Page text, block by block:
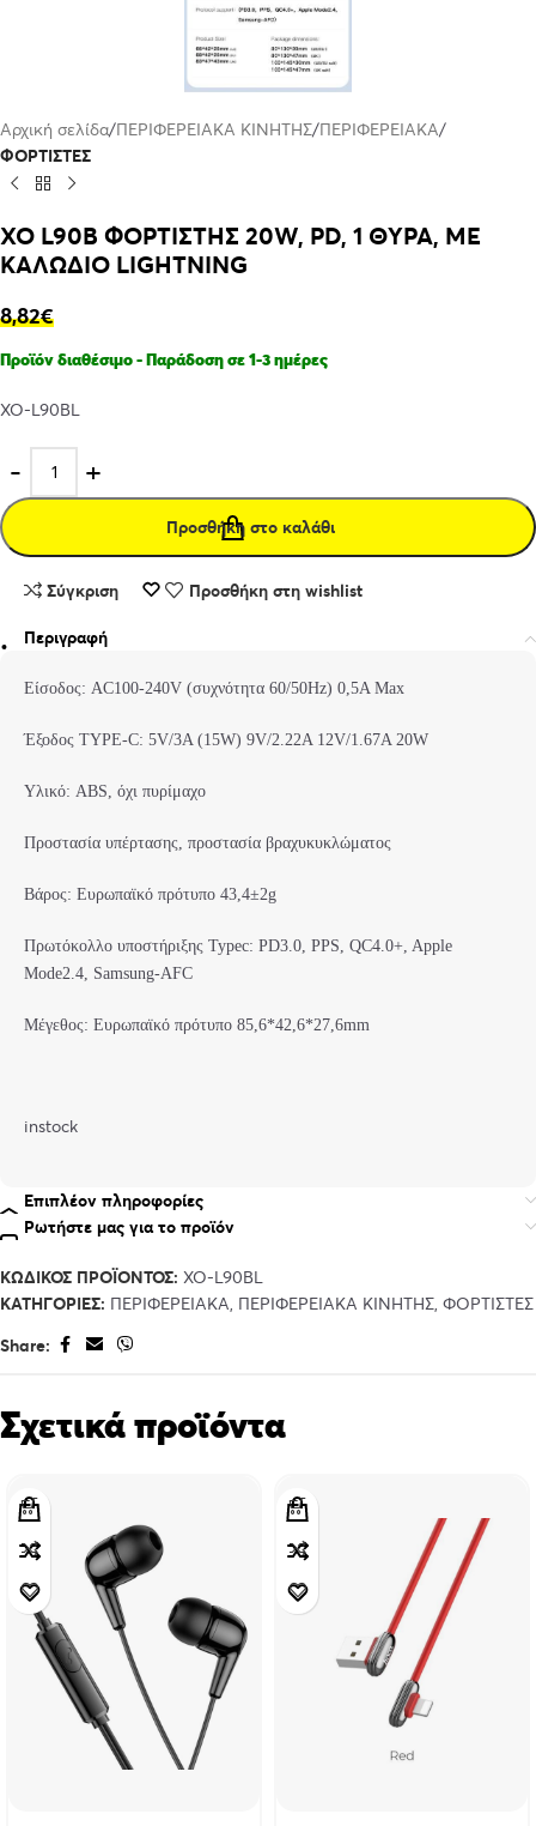
Αρχική σελίδα ΠΕΡΙΦΕΡΕΙΑΚΑ ΚΙΝΗΤΗΣ ΠΕΡΙΦΕΡΕΙΑΚΑ
ΦΟΡΤΙΣΤΕΣ
XO L90B ΦΟΡΤΙΣΤΗΣ 20W, PD, 1 ΘΥΡΑ, ΜΕ
ΚΑΛΩΔΙΟ LIGHTNING
8,82€
Προϊόν διαθέσιμο - Παράδοση σε 1-3 ημέρες
XO-L90BL
Προσθήκη στο καλάθι
Σύγκριση Προσθήκη στη wishlist
Περιγραφή
Είσοδος: AC100-240V (συχνότητα 60/50Hz) 0,5A Max
Έξοδος TYPE-C: 5V/3A (15W) 9V/2.22A 12V/1.67A 20W
Υλικό: ABS, όχι πυρίμαχο
Προστασία υπέρτασης, προστασία βραχυκυκλώματος
Βάρος: Ευρωπαϊκό πρότυπο 43,4±2g
Πρωτόκολλο υποστήριξης Typec: PD3.0, PPS, QC4.0+, Apple
Mode2.4, Samsung-AFC
Μέγεθος: Ευρωπαϊκό πρότυπο 85,6*42,6*27,6mm
instock
Επιπλέον πληροφορίες
Ρωτήστε μας για το προϊόν
ΚΩΔΙΚΌΣ ΠΡΟΪΌΝΤΟΣ: XO-L90BL
ΚΑΤΗΓΟΡΊΕΣ: ΠΕΡΙΦΕΡΕΙΑΚΑ, ΠΕΡΙΦΕΡΕΙΑΚΑ ΚΙΝΗΤΗΣ, ΦΟΡΤΙΣΤΕΣ
Share:
Σχετικά προϊόντα